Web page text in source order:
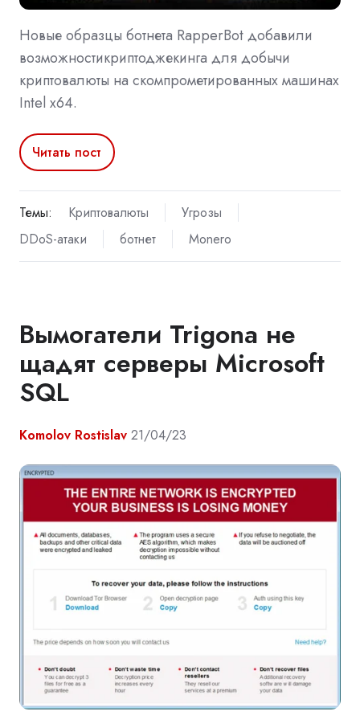
Новые образцы ботнета RapperBot добавили
возможностикриптоджекинга для добычи
криптовалюты на скомпрометированных машинах
Intel x64.
Читать пост
Темы: Криптовалюты
Угрозы
DDoS-атаки
ботнет Monero
Вымогатели Trigona не
щадят серверы Microsoft
SQL
Komolov Rostislav 21/04/23